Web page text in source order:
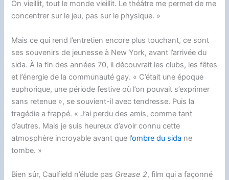
On vieillit, tout le monde vieillit. Le théâtre me permet de me
concentrer sur le jeu, pas sur le physique. »
Mais ce qui rend l’entretien encore plus touchant, ce sont
ses souvenirs de jeunesse à New York, avant l’arrivée du
sida. À la fin des années 70, il découvrait les clubs, les fêtes
et l’énergie de la communauté gay. « C’était une époque
euphorique, une période festive où l’on pouvait s’exprimer
sans retenue », se souvient-il avec tendresse. Puis la
tragédie a frappé. « J’ai perdu des amis, comme tant
d’autres. Mais je suis heureux d’avoir connu cette
atmosphère incroyable avant que l’ombre du sida ne
tombe. »
Bien sûr, Caulfield n’élude pas Grease 2, film qui a façonné